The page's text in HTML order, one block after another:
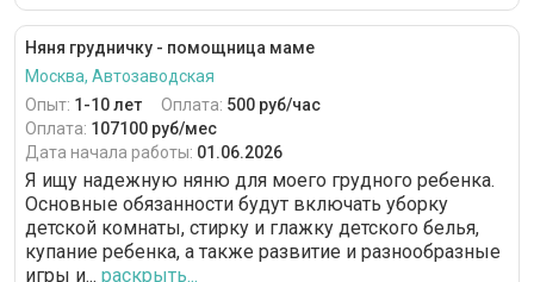
Няня грудничку - помощница маме
Москва, Автозаводская
Опыт: 1-10 лет Оплата: 500 руб/час
Оплата: 107100 руб/мес
Дата начала работы: 01.06.2026
Я ищу надежную няню для моего грудного ребенка.
Основные обязанности будут включать уборку
детской комнаты, стирку и глажку детского белья,
купание ребенка, а также развитие и разнообразные
игры и... раскрыть...